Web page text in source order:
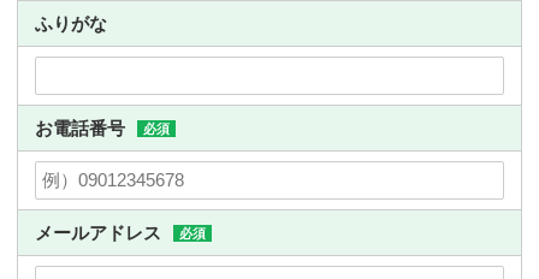
ふりがな
お電話番号 必須
メールアドレス 必須